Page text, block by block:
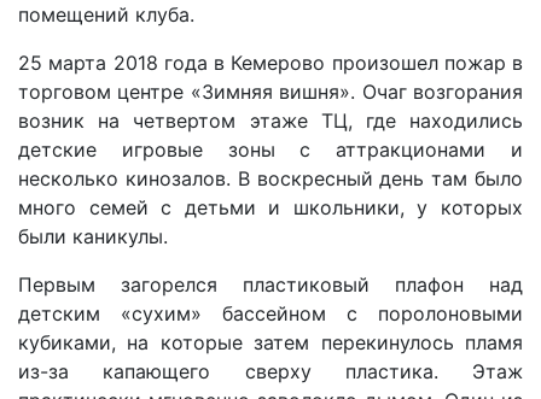
помещений клуба.
25 марта 2018 года в Кемерово произошел пожар в
торговом центре «Зимняя вишня». Очаг возгорания
возник на четвертом этаже ТЦ, где находились
детские игровые зоны с аттракционами и
несколько кинозалов. В воскресный день там было
много семей с детьми и школьники, у которых
были каникулы.
Первым загорелся пластиковый плафон над
детским «сухим» бассейном с поролоновыми
кубиками, на которые затем перекинулось пламя
из-за капающего сверху пластика. Этаж